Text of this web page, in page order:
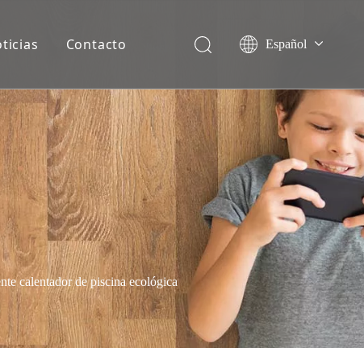
Contacto Español
Français
Deutsch
Italiano
Nederlands
calentador de piscina ecológica